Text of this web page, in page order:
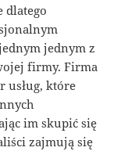
dlatego
jednym z
firmy. Firma
usług, które
im skupić się
zajmują się